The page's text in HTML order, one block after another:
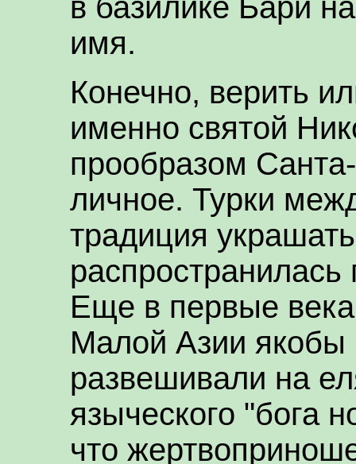
в базилике Бари
имя.
Конечно, верить
именно святой
прообразом
личное. Турки
традиция
распространилась
Еще в первые
Малой Азии якобы
развешивали на
языческого "бога
что